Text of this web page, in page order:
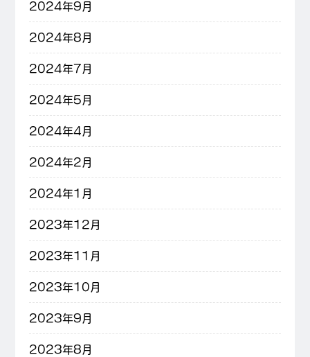
2024年9月
2024年8月
2024年7月
2024年5月
2024年4月
2024年2月
2024年1月
2023年12月
2023年11月
2023年10月
2023年9月
2023年8月